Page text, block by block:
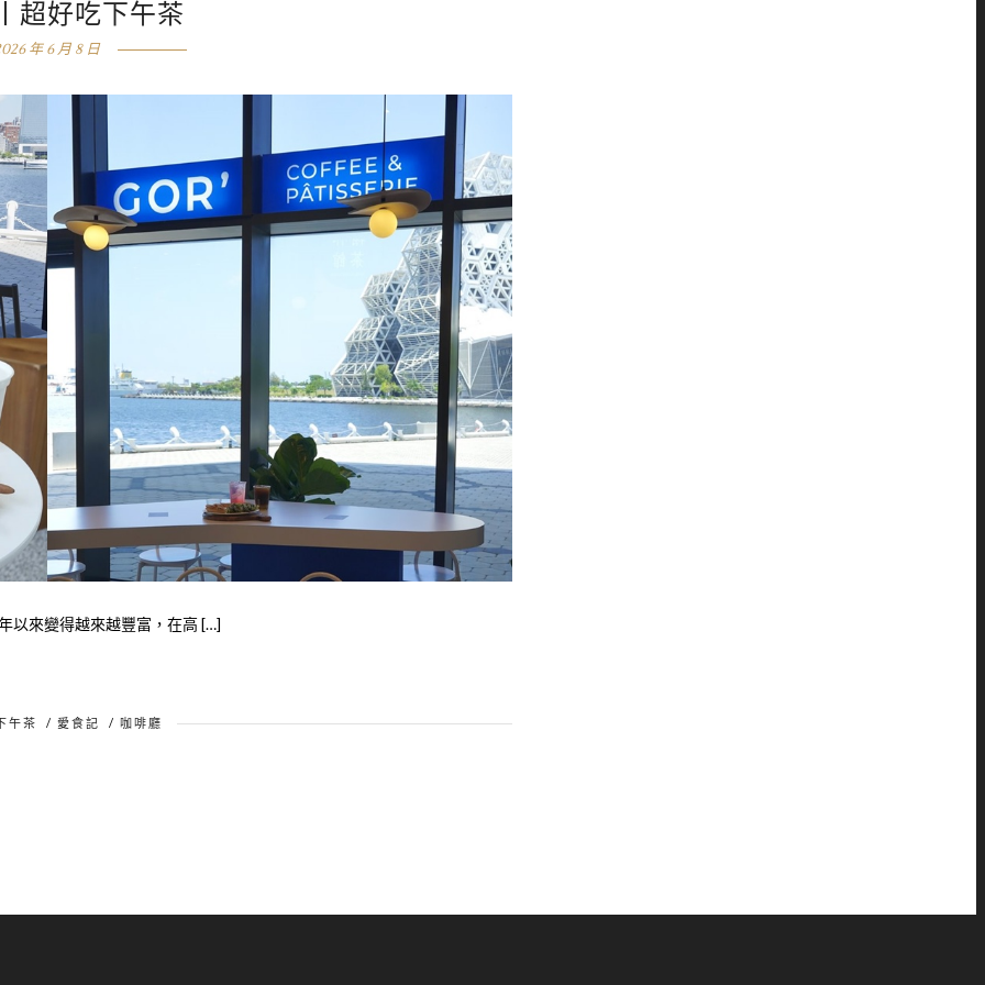
超好吃下午茶
年 6 月 8 日
以來變得越來越豐富，在高 […]
午茶 / 愛食記 / 咖啡廳